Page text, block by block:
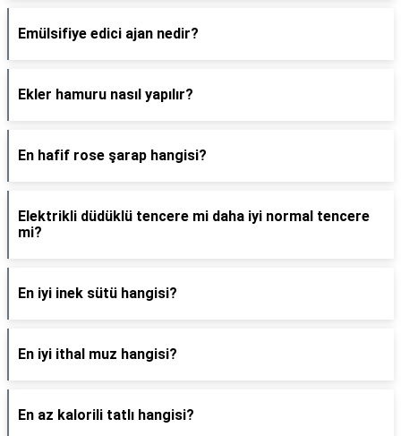
Emülsifiye edici ajan nedir?
Ekler hamuru nasıl yapılır?
En hafif rose şarap hangisi?
Elektrikli düdüklü tencere mi daha iyi normal tencere
mi?
En iyi inek sütü hangisi?
En iyi ithal muz hangisi?
En az kalorili tatlı hangisi?